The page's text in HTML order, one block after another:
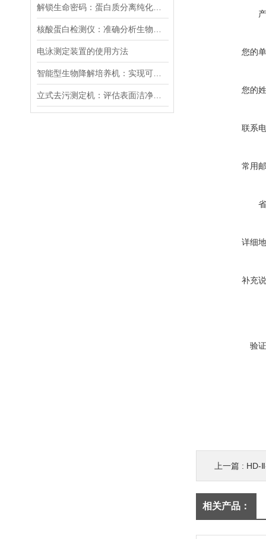
电泳测定装置的使用方法 您的
您的
联系
常用
详细
补充
验
上一篇 : HD-
相关产品：